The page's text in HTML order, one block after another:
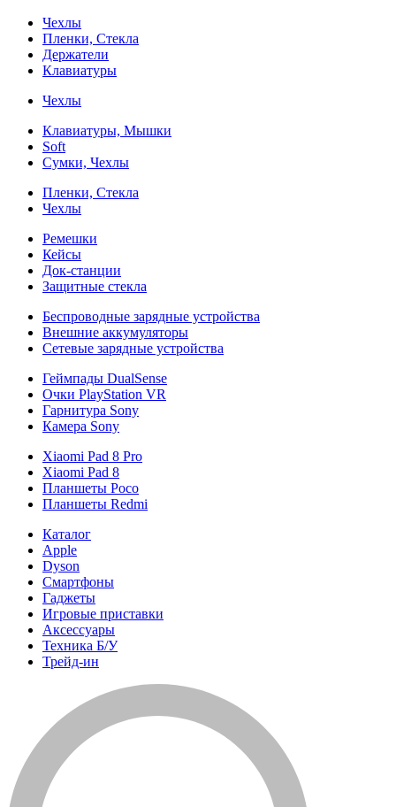
Чехлы
Пленки, Стекла
Держатели
Клавиатуры
Чехлы
Клавиатуры, Мышки
Soft
Сумки, Чехлы
Пленки, Стекла
Чехлы
Ремешки
Кейсы
Док-станции
Защитные стекла
Беспроводные зарядные устройства
Внешние аккумуляторы
Сетевые зарядные устройства
Геймпады DualSense
Очки PlayStation VR
Гарнитура Sony
Камера Sony
Xiaomi Pad 8 Pro
Xiaomi Pad 8
Планшеты Poco
Планшеты Redmi
Каталог
Apple
Dyson
Смартфоны
Гаджеты
Игровые приставки
Аксессуары
Техника Б/У
Трейд-ин